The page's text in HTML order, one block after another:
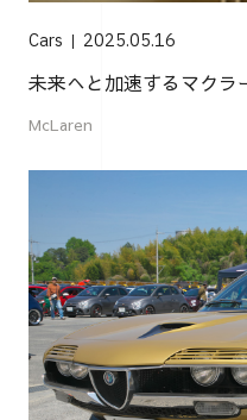
Cars 2025.05.16
未来へと加速するマクラ
McLaren